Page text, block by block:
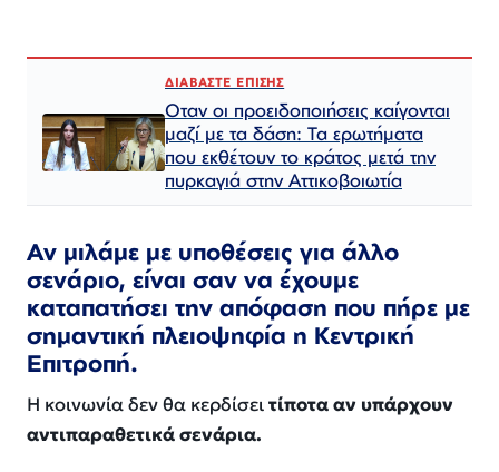
ΔΙΑΒΑΣΤΕ ΕΠΙΣΗΣ
Οταν οι προειδοποιήσεις καίγονται
μαζί με τα δάση: Τα ερωτήματα
που εκθέτουν το κράτος μετά την
πυρκαγιά στην Αττικοβοιωτία
Αν μιλάμε με υποθέσεις για άλλο
σενάριο, είναι σαν να έχουμε
καταπατήσει την απόφαση που πήρε με
σημαντική πλειοψηφία η Κεντρική
Επιτροπή.
Η κοινωνία δεν θα κερδίσειτίποτα αν υπάρχουν
αντιπαραθετικά σενάρια.